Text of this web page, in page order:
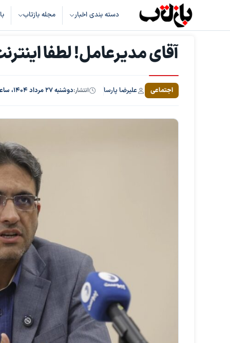
دسته بندی اخبار مجله بازتاب
آقای مدیرعامل! لطفا
اجتماعی علیرضا پارسا انتشار:دوشنبه ۲۷ مرداد ۱۴۰۴، ساعت ۱۵:۱۰